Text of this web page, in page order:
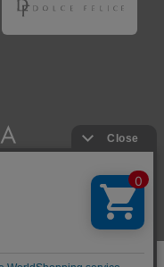
Reserved.